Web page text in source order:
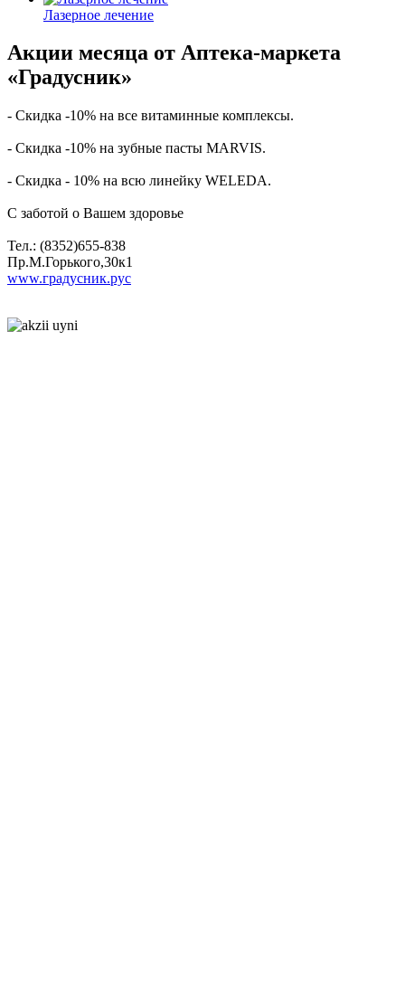
Лазерное лечение
Акции месяца от Аптека-маркета
«Градусник»
- Скидка -10% на все витаминные комплексы.
- Скидка -10% на зубные пасты MARVIS.
- Скидка - 10% на всю линейку WELEDA.
С заботой о Вашем здоровье
Тел.: (8352)655-838
Пр.М.Горького,30к1
www.градусник.рус